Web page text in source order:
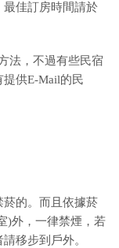
佳訂房時間請於
法，不過有些民宿
供E-Mail的民
的。而且依據菸
)外，一律禁煙，若
移步到戶外。